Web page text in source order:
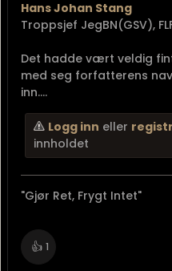
Hans Johan Stang
Troppsjef JegBN(GSV),
Det hadde vært veldig
med seg forfatterens
inn....
Logg inn eller
innholdet
"Gjør Ret, Frygt Intet"
👍 1